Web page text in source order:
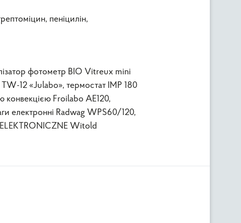
пеніцилін,
фотометр BIO Vitreux mini
12 «Julabo», термостат IMP 180
Froilabo AE120,
електронні Radwag WPS60/120,
Witold